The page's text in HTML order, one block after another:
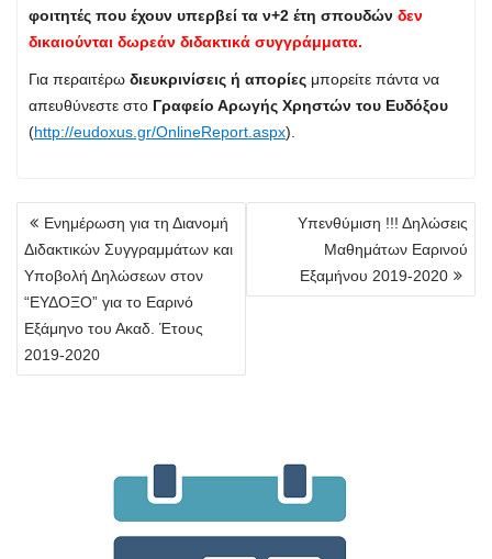
φοιτητές που έχουν υπερβεί τα ν+2 έτη σπουδών δεν
δικαιούνται δωρεάν διδακτικά συγγράμματα.
Για περαιτέρω διευκρινίσεις ή απορίες μπορείτε πάντα να
απευθύνεστε στο Γραφείο Αρωγής Χρηστών του Ευδόξου
(http://eudoxus.gr/OnlineReport.aspx).
Πλοήγηση
άρθρων
Ενημέρωση για τη Διανομή
Διδακτικών Συγγραμμάτων και
Υποβολή Δηλώσεων στον
“ΕΥΔΟΞΟ” για το Εαρινό
Εξάμηνο του Ακαδ. Έτους
2019-2020
Υπενθύμιση !!! Δηλώσεις
Μαθημάτων Εαρινού
Εξαμήνου 2019-2020